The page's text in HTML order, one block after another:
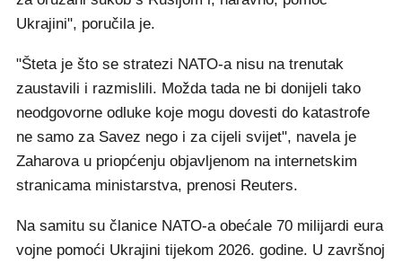
Ukrajini", poručila je.
"Šteta je što se stratezi NATO-a nisu na trenutak
zaustavili i razmislili. Možda tada ne bi donijeli tako
neodgovorne odluke koje mogu dovesti do katastrofe
ne samo za Savez nego i za cijeli svijet", navela je
Zaharova u priopćenju objavljenom na internetskim
stranicama ministarstva, prenosi Reuters.
Na samitu su članice NATO-a obećale 70 milijardi eura
vojne pomoći Ukrajini tijekom 2026. godine. U završnoj